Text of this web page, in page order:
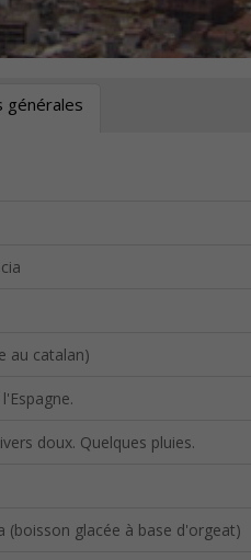
générales
au catalan)
doux. Quelques pluies.
(boisson glacée à base d'orgeat)